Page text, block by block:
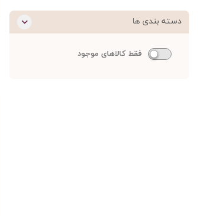
دسته بندی ها
فقط کالاهای موجود